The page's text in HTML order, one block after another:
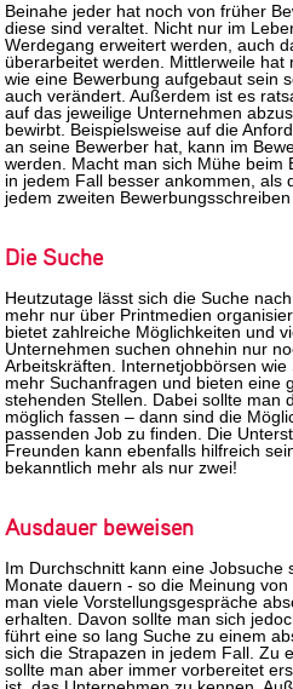
Beinahe jeder hat noch von früher
diese sind veraltet. Nicht nur im
Werdegang erweitert werden, auch
überarbeitet werden. Mittlerweile hat
wie eine Bewerbung aufgebaut sein
auch verändert. Außerdem ist es
auf das jeweilige Unternehmen
bewirbt. Beispielsweise auf die
an seine Bewerber hat, kann im
werden. Macht man sich Mühe beim
in jedem Fall besser ankommen, als
jedem zweiten
Die Suche
Heutzutage lässt sich die Suche
mehr nur über Printmedien
bietet zahlreiche Möglichkeiten und
Unternehmen suchen ohnehin nur
Arbeitskräften. Internetjobbörsen
mehr Suchanfragen und bieten eine
stehenden Stellen. Dabei sollte man
möglich fassen – dann sind die
passenden Job zu finden. Die
Freunden kann ebenfalls hilfreich
bekanntlich mehr als nur zwei!
Ausdauer beweisen
Im Durchschnitt kann eine Jobsuche
Monate dauern - so die Meinung
man viele Vorstellungsgespräche
erhalten. Davon sollte man sich
führt eine so lang Suche zu einem
sich die Strapazen in jedem Fall. Zu
sollte man aber immer vorbereitet